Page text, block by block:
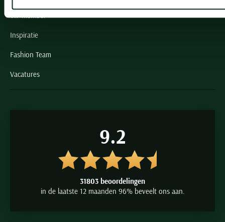
VIP member
Inspiratie
Fashion Team
Vacatures
9.2
31803 beoordelingen
in de laatste 12 maanden 96% beveelt ons aan.